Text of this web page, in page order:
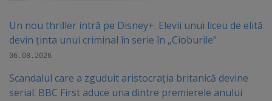
Un nou thriller intră pe Disney+. Elevii unui liceu de elită
devin ținta unui criminal în serie în „Cioburile”
06.08.2026
Scandalul care a zguduit aristocrația britanică devine
serial. BBC First aduce una dintre premierele anului